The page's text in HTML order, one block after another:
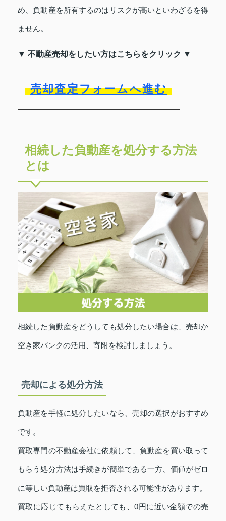
め、負動産を所有するのはリスクが高いといわざるを得
ません。
▼ 不動産売却をしたい方はこちらをクリック ▼
売却査定フォームへ進む
相続した負動産を処分する方法
とは
相続した負動産をどうしても処分したい場合は、売却か
空き家バンクの活用、寄附を検討しましょう。
売却による処分方法
負動産を手軽に処分したいなら、売却の選択がおすすめ
です。
買取専門の不動産会社に依頼して、負動産を買い取って
もらう処分方法は手続きが簡単である一方、価値がゼロ
に等しい負動産は買取を拒否される可能性があります。
買取に応じてもらえたとしても、0円に近い金額での売